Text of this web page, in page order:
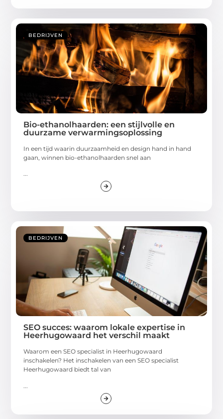
BEDRIJVEN
Bio-ethanolhaarden: een stijlvolle en
duurzame verwarmingsoplossing
In een tijd waarin duurzaamheid en design hand in hand
gaan, winnen bio-ethanolhaarden snel aan
...
BEDRIJVEN
SEO succes: waarom lokale expertise in
Heerhugowaard het verschil maakt
Waarom een SEO specialist in Heerhugowaard
inschakelen? Het inschakelen van een SEO specialist
Heerhugowaard biedt tal van